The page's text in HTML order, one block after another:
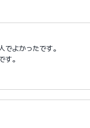
でよかったです。
す。